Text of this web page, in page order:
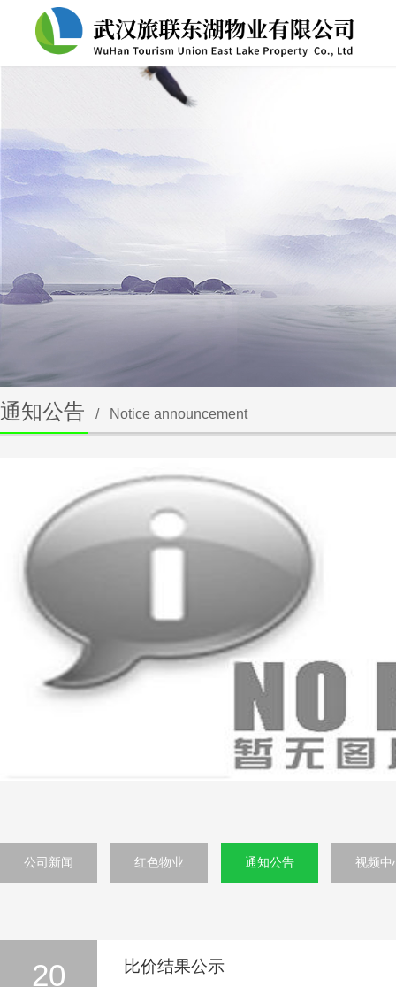
通知公告 / Notice announcement
公司新闻 红色物业 通知公告 视频中
20 比价结果公示